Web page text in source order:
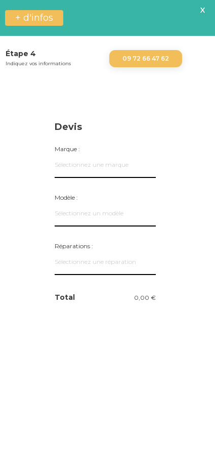
Étape 4
Indiquez vos informations
09 72 66 47 62
Devis
Marque :
Sélectionnez une marque
Modèle :
Sélectionnez un modèle
Réparations :
Sélectionnez une réparation
Total 0,00 €
+ d'infos
X